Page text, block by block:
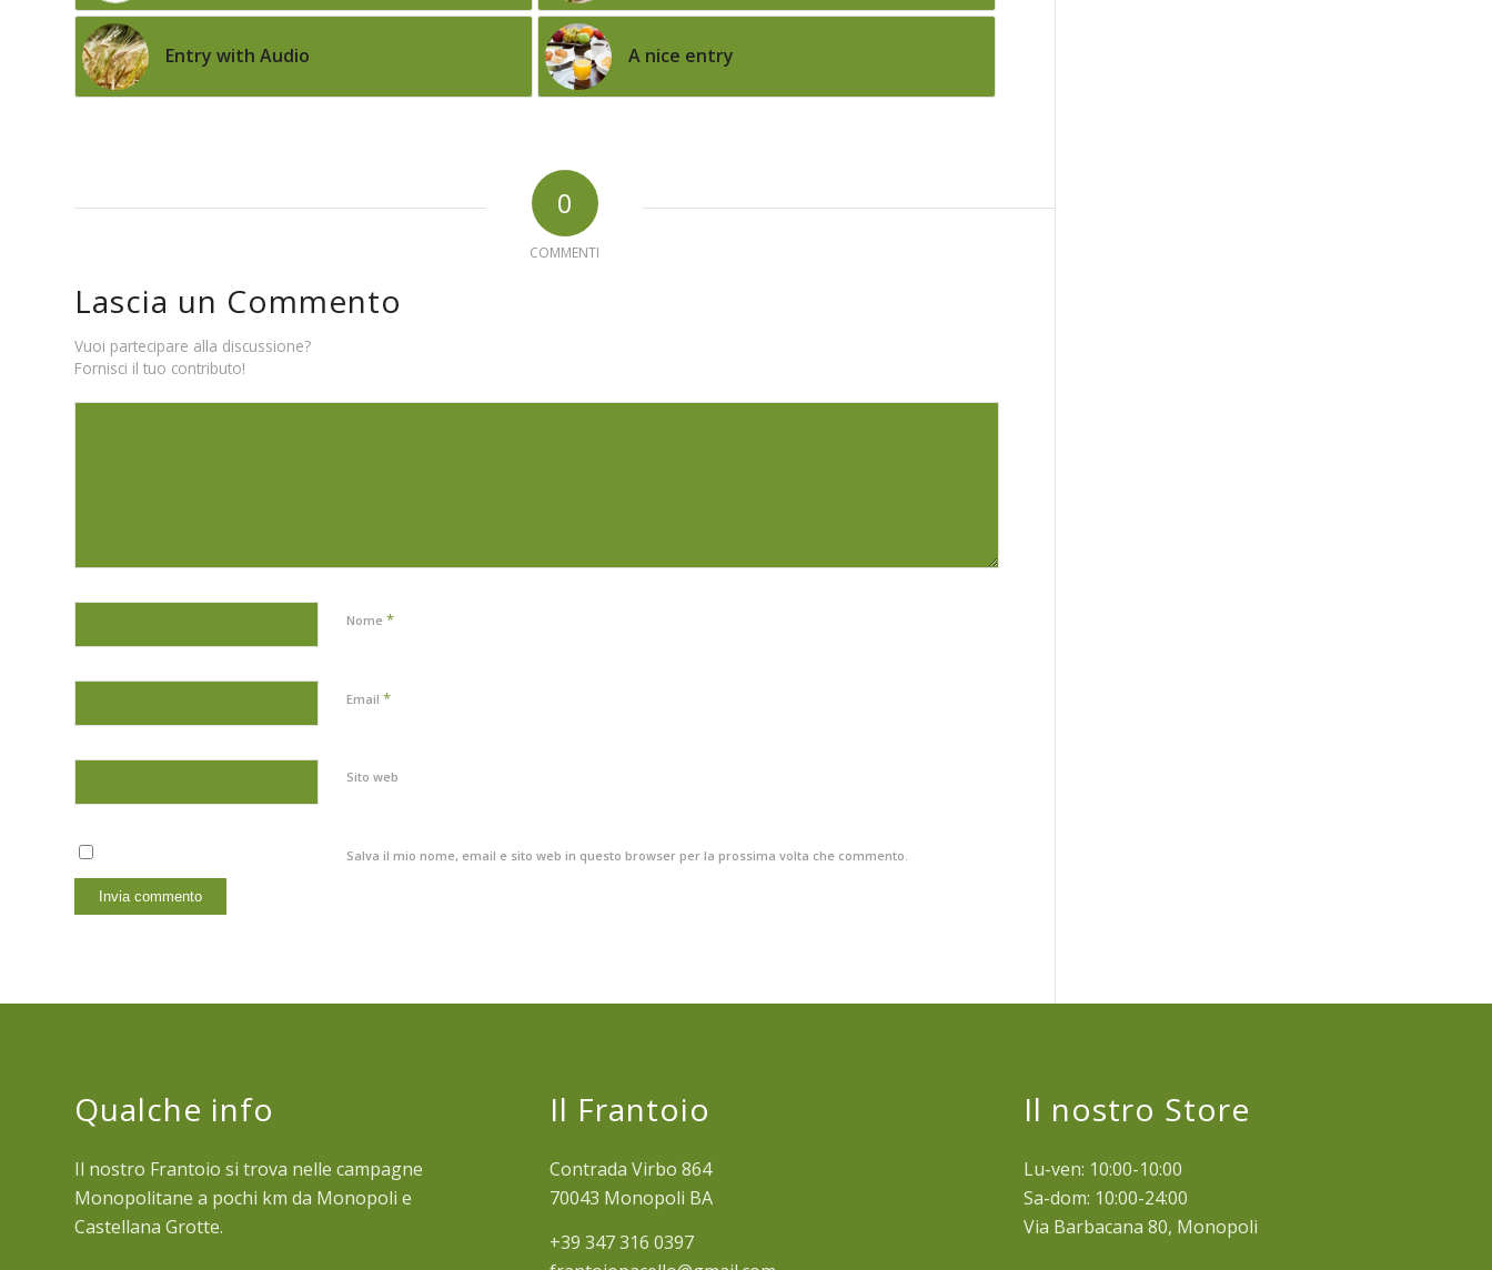
Entry with Audio A nice entry
0
COMMENTI
Lascia un Commento
Vuoi partecipare alla discussione?
Fornisci il tuo contributo!
Nome *
Email *
Sito web
Salva il mio nome, email e sito web in questo browser per la prossima volta che commento.
Qualche info
Il nostro Frantoio si trova nelle campagne
Monopolitane a pochi km da Monopoli e
Castellana Grotte.
Il Frantoio
Contrada Virbo 864
70043 Monopoli BA
+39 347 316 0397
Il nostro Store
Lu-ven: 10:00-10:00
Sa-dom: 10:00-24:00
Via Barbacana 80, Monopoli